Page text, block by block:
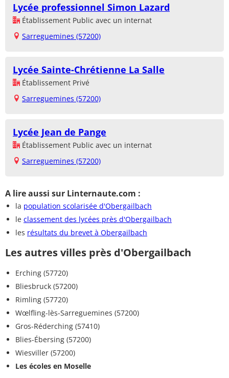
Lycée professionnel Simon Lazard
Établissement Public avec un internat
Sarreguemines (57200)
Lycée Sainte-Chrétienne La Salle
Établissement Privé
Sarreguemines (57200)
Lycée Jean de Pange
Établissement Public avec un internat
Sarreguemines (57200)
A lire aussi sur Linternaute.com :
la population scolarisée d'Obergailbach
le classement des lycées près d'Obergailbach
les résultats du brevet à Obergailbach
Les autres villes près d'Obergailbach
Erching (57720)
Bliesbruck (57200)
Rimling (57720)
Wœlfling-lès-Sarreguemines (57200)
Gros-Réderching (57410)
Blies-Ébersing (57200)
Wiesviller (57200)
Les écoles en Moselle